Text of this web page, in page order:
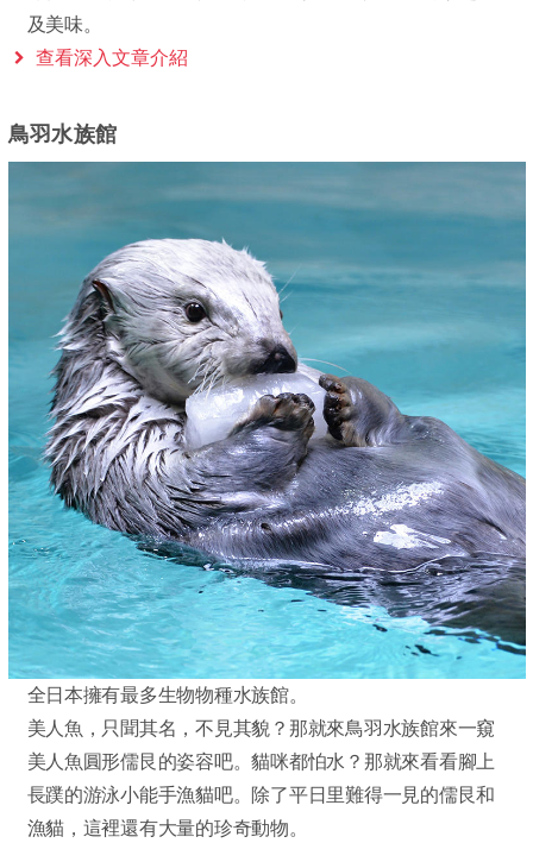
及美味。
查看深入文章介紹
鳥羽水族館
全日本擁有最多生物物種水族館。
美人魚，只聞其名，不見其貌？那就來鳥羽水族館來一窺
美人魚圓形儒艮的姿容吧。貓咪都怕水？那就來看看腳上
長蹼的游泳小能手漁貓吧。除了平日里難得一見的儒艮和
漁貓，這裡還有大量的珍奇動物。